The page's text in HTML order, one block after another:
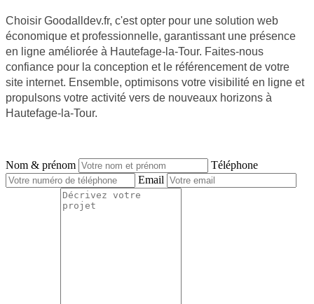
Choisir Goodalldev.fr, c'est opter pour une solution web
économique et professionnelle, garantissant une présence
en ligne améliorée à Hautefage-la-Tour. Faites-nous
confiance pour la conception et le référencement de votre
site internet. Ensemble, optimisons votre visibilité en ligne et
propulsons votre activité vers de nouveaux horizons à
Hautefage-la-Tour.
Nom & prénom
Téléphone
Email